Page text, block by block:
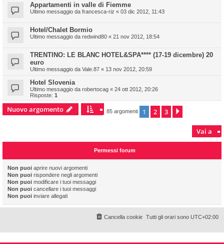
Appartamenti in valle di Fiemme
Ultimo messaggio da francesca-riz « 03 dic 2012, 11:43
Hotel/Chalet Bormio
Ultimo messaggio da redwind80 « 21 nov 2012, 18:54
TRENTINO: LE BLANC HOTEL&SPA**** (17-19 dicembre) 20
euro
Ultimo messaggio da Vale.87 « 13 nov 2012, 20:59
Hotel Slovenia
Ultimo messaggio da robertocag « 24 ott 2012, 20:26
Risposte: 1
Nuovo argomento 85 argomenti 1 2 3
Vai a
Permessi forum
Non puoi aprire nuovi argomenti
Non puoi rispondere negli argomenti
Non puoi modificare i tuoi messaggi
Non puoi cancellare i tuoi messaggi
Non puoi inviare allegati
Tutti gli orari sono UTC+02:00
Cancella cookie